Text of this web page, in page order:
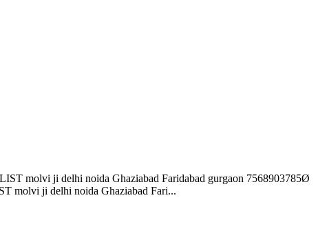
molvi ji delhi noida Ghaziabad Faridabad gurgaon 7568903785Ø
molvi ji delhi noida Ghaziabad Fari...